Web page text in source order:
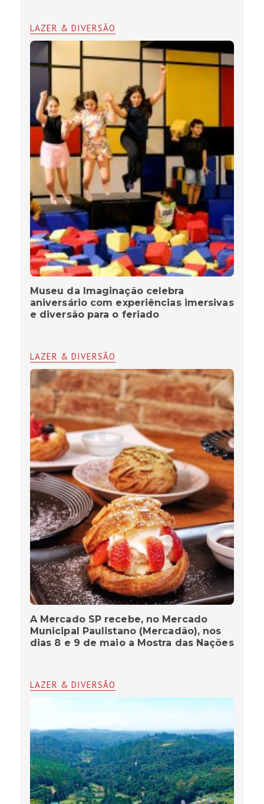
LAZER & DIVERSÃO
Museu da Imaginação celebra
aniversário com experiências imersivas
e diversão para o feriado
LAZER & DIVERSÃO
A Mercado SP recebe, no Mercado
Municipal Paulistano (Mercadão), nos
dias 8 e 9 de maio a Mostra das Nações
LAZER & DIVERSÃO